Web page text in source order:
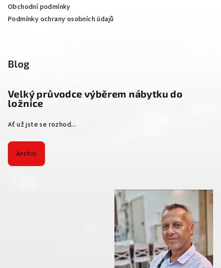
Obchodní podmínky
Podmínky ochrany osobních údajů
Blog
Velký průvodce výběrem nábytku do
ložnice
Ať už jste se rozhod...
Archiv